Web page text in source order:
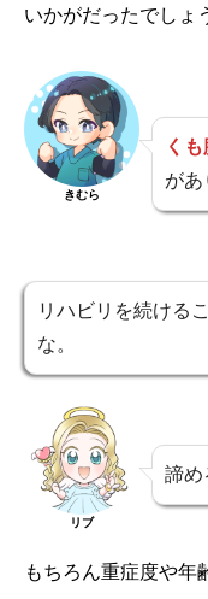
いかがだったでしょ
きむら
く
があ
リハビリを続ける
な。
リブ
諦め
もちろん重症度や年